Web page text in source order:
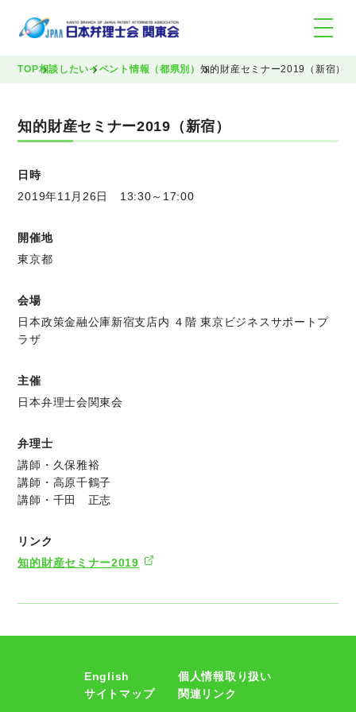
TOP相談したいイベント情報（都県別） 知的財産セミナー2019（新宿）
知的財産セミナー2019（新宿）
日時
2019年11月26日 13:30～17:00
開催地
東京都
会場
日本政策金融公庫新宿支店内 ４階 東京ビジネスサポートプ
ラザ
主催
日本弁理士会関東会
弁理士
講師・久保雅裕
講師・高原千鶴子
講師・千田 正志
リンク
知的財産セミナー2019
English
個人情報取り扱い
サイトマップ
関連リンク